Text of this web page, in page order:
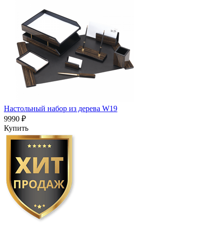
Настольный набор из дерева W19
9990 ₽
Купить